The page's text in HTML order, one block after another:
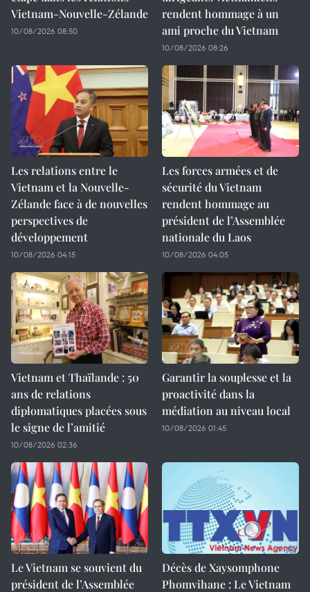
Vietnam-Nouvelle-Zélande
10/08/2026 08:50
rendent hommage à un
ami proche du Vietnam
10/08/2026 08:26
Les relations entre le
Vietnam et la Nouvelle-
Zélande face à de nouvelles
perspectives de
développement
10/08/2026 04:15
Les forces armées et de
sécurité du Vietnam
rendent hommage au
président de l’Assemblée
nationale du Laos
10/08/2026 04:05
Vietnam et Thaïlande : 50
ans de relations
diplomatiques placées sous
le signe de l’amitié
10/08/2026 02:36
Garantir la souplesse et la
proactivité dans la
médiation au niveau local
10/08/2026 01:45
Le Vietnam se souvient du
président de l’Assemblée
Décès de Xaysomphone
Phomvihane : Le Vietnam